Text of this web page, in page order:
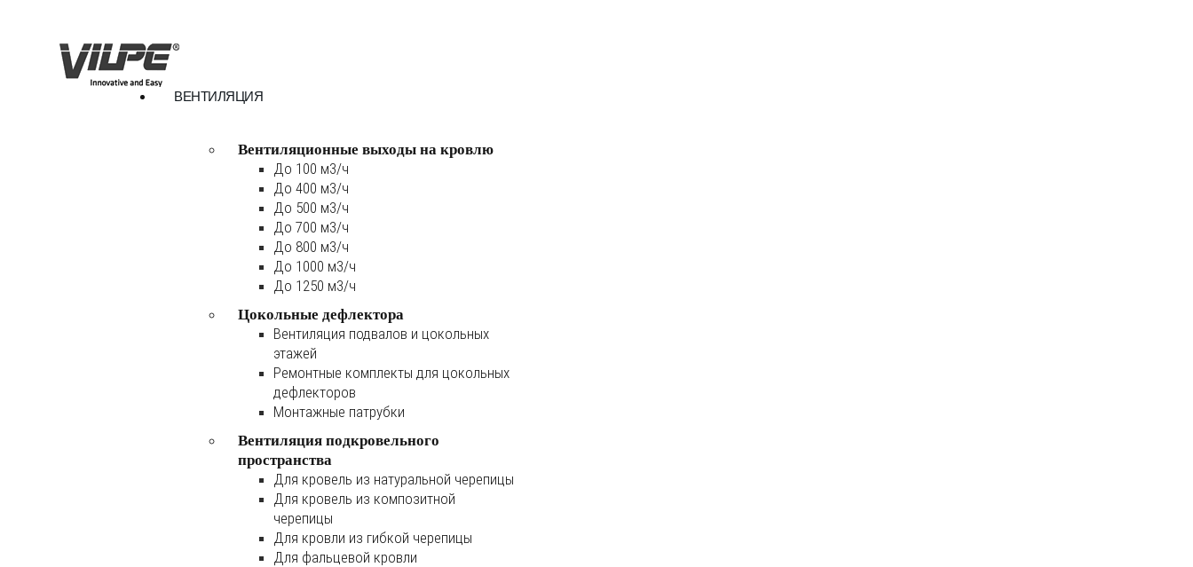
ВЕНТИЛЯЦИЯ
Вентиляционные выходы на кровлю
До 100 м3/ч
До 400 м3/ч
До 500 м3/ч
До 700 м3/ч
До 800 м3/ч
До 1000 м3/ч
До 1250 м3/ч
Цокольные дефлектора
Вентиляция подвалов и цокольных
этажей
Ремонтные комплекты для цокольных
дефлекторов
Монтажные патрубки
Вентиляция подкровельного
пространства
Для кровель из натуральной черепицы
Для кровель из композитной
черепицы
Для кровли из гибкой черепицы
Для фальцевой кровли